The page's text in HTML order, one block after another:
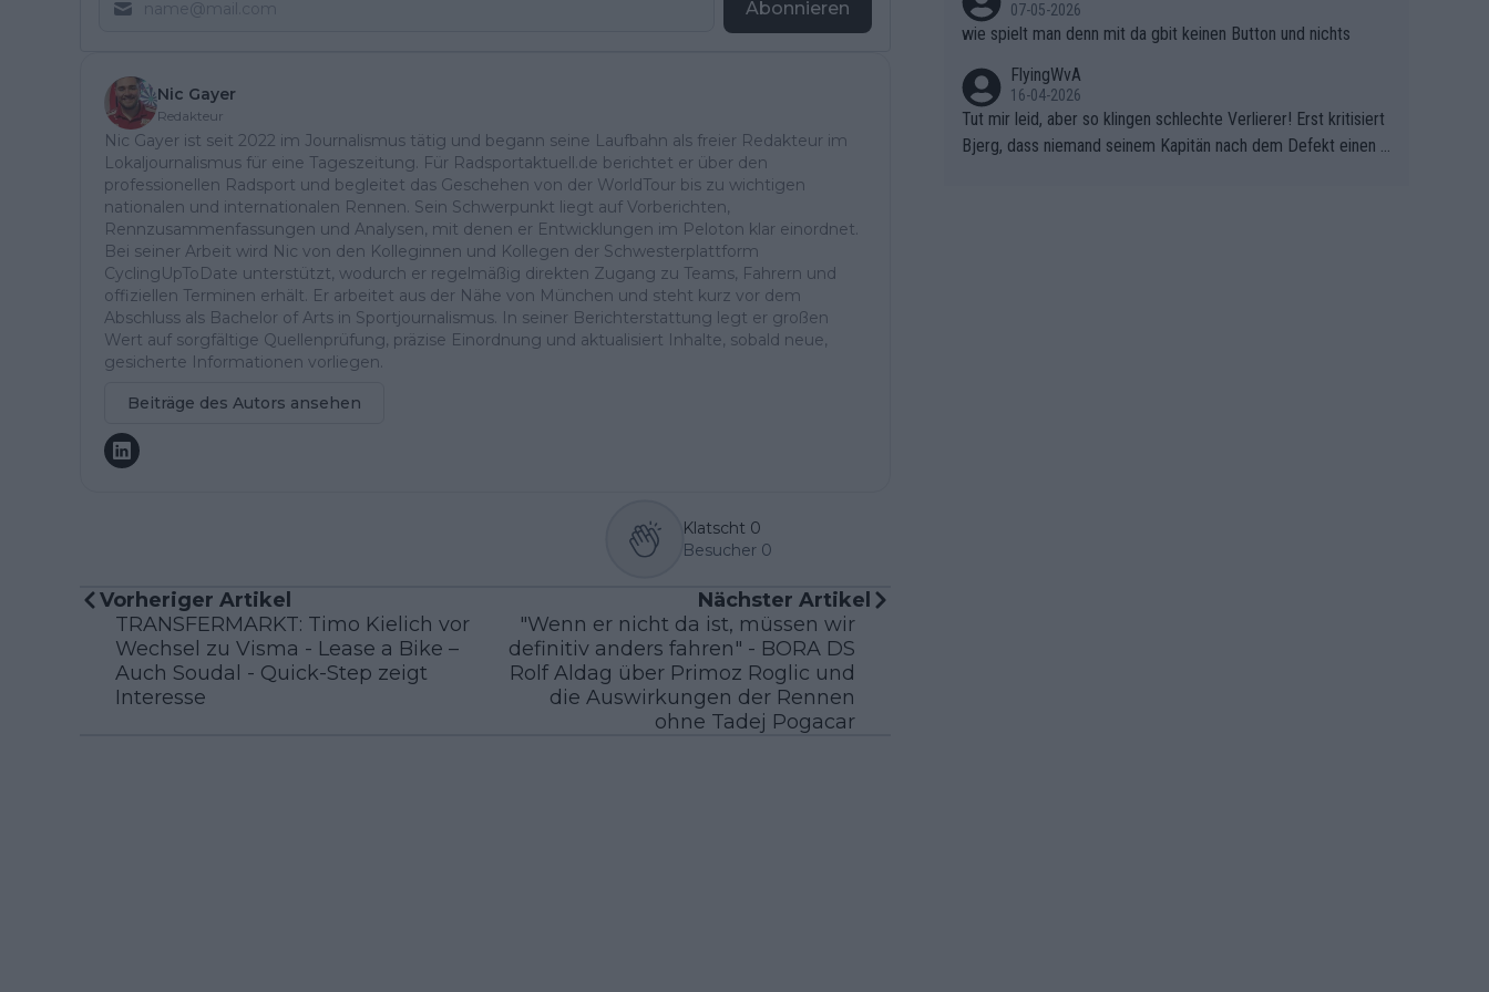
Abonnieren
Nic Gayer
Redakteur
Nic Gayer ist seit 2022 im Journalismus tätig und begann seine Laufbahn als freier Redakteur im
Lokaljournalismus für eine Tageszeitung. Für Radsportaktuell.de berichtet er über den
professionellen Radsport und begleitet das Geschehen von der WorldTour bis zu wichtigen
nationalen und internationalen Rennen. Sein Schwerpunkt liegt auf Vorberichten,
Rennzusammenfassungen und Analysen, mit denen er Entwicklungen im Peloton klar einordnet.
Bei seiner Arbeit wird Nic von den Kolleginnen und Kollegen der Schwesterplattform
CyclingUpToDate unterstützt, wodurch er regelmäßig direkten Zugang zu Teams, Fahrern und
offiziellen Terminen erhält. Er arbeitet aus der Nähe von München und steht kurz vor dem
Abschluss als Bachelor of Arts in Sportjournalismus. In seiner Berichterstattung legt er großen
Wert auf sorgfältige Quellenprüfung, präzise Einordnung und aktualisiert Inhalte, sobald neue,
gesicherte Informationen vorliegen.
Beiträge des Autors ansehen
Klatscht 0
Besucher 0
Vorheriger Artikel
TRANSFERMARKT: Timo Kielich vor
Wechsel zu Visma - Lease a Bike –
Auch Soudal - Quick-Step zeigt
Interesse
Nächster Artikel
"Wenn er nicht da ist, müssen wir
definitiv anders fahren" - BORA DS
Rolf Aldag über Primoz Roglic und
die Auswirkungen der Rennen
ohne Tadej Pogacar
07-05-2026
wie spielt man denn mit da gbit keinen Button und nichts
FlyingWvA
16-04-2026
Tut mir leid, aber so klingen schlechte Verlierer! Erst kritisiert
Bjerg, dass niemand seinem Kapitän nach dem Defekt einen r